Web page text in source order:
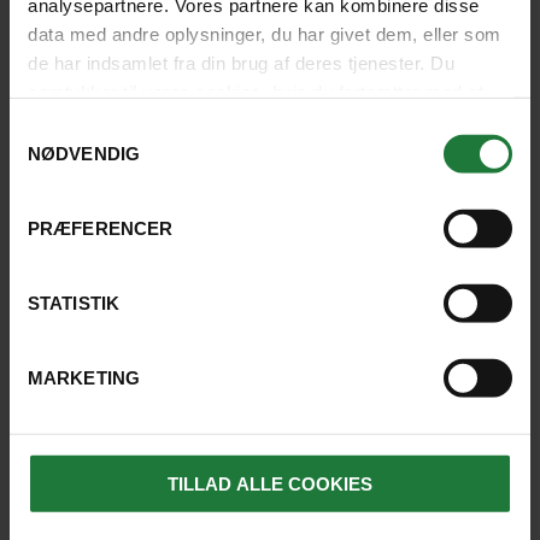
analysepartnere. Vores partnere kan kombinere disse
data med andre oplysninger, du har givet dem, eller som
de har indsamlet fra din brug af deres tjenester. Du
NØDVENDIG
PRÆFERENCER
STATISTIK
MARKETING
TILLAD ALLE COOKIES
ULRIK, HILLERØD